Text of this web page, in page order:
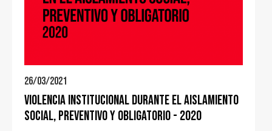
26/03/2021
Violencia institucional durante el aislamiento
social, preventivo y obligatorio - 2020